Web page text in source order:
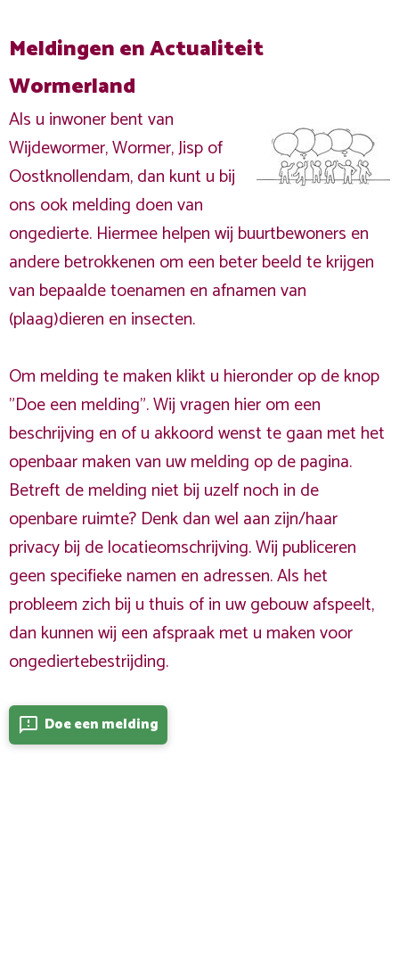
Meldingen en Actualiteit
Wormerland
Als u inwoner bent van
Wijdewormer, Wormer, Jisp of
Oostknollendam, dan kunt u bij
ons ook melding doen van
ongedierte. Hiermee helpen wij buurtbewoners en
andere betrokkenen om een beter beeld te krijgen
van bepaalde toenamen en afnamen van
(plaag)dieren en insecten.
Om melding te maken klikt u hieronder op de knop
"Doe een melding". Wij vragen hier om een
beschrijving en of u akkoord wenst te gaan met het
openbaar maken van uw melding op de pagina.
Betreft de melding niet bij uzelf noch in de
openbare ruimte? Denk dan wel aan zijn/haar
privacy bij de locatieomschrijving. Wij publiceren
geen specifieke namen en adressen. Als het
probleem zich bij u thuis of in uw gebouw afspeelt,
dan kunnen wij een afspraak met u maken voor
ongediertebestrijding.
feedback Doe een melding